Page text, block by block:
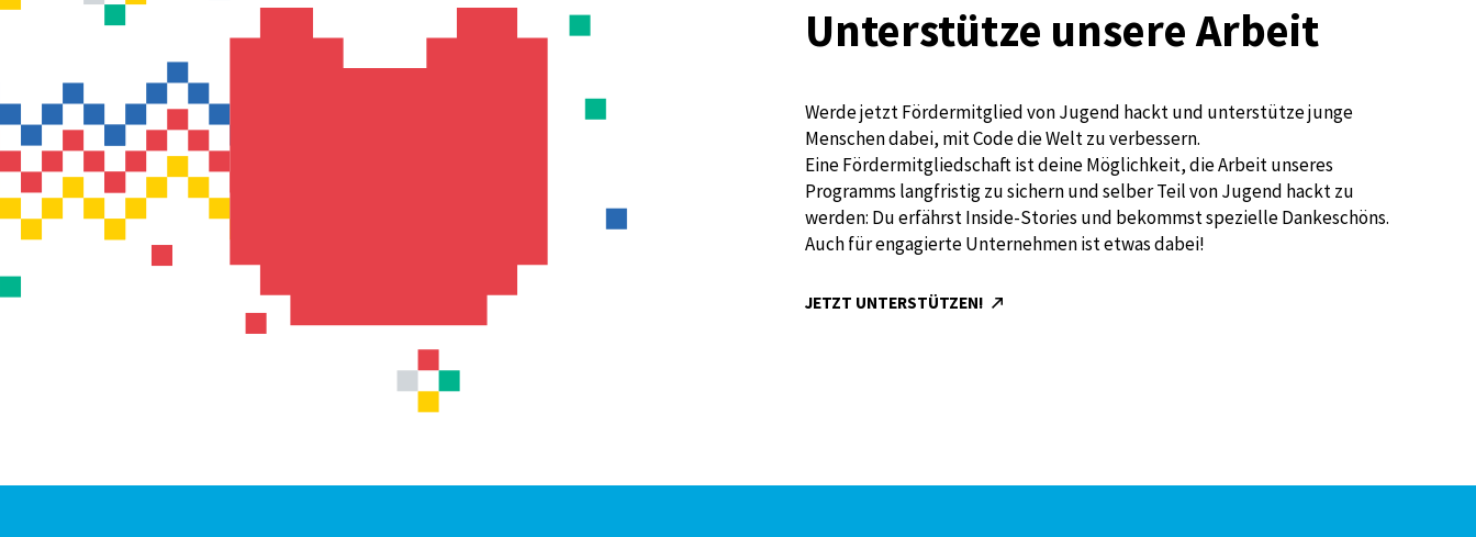
Unterstütze unsere Arbeit
Werde jetzt Fördermitglied von Jugend hackt und unterstütze junge
Menschen dabei, mit Code die Welt zu verbessern.
Eine Fördermitgliedschaft ist deine Möglichkeit, die Arbeit unseres
Programms langfristig zu sichern und selber Teil von Jugend hackt zu
werden: Du erfährst Inside-Stories und bekommst spezielle Dankeschöns.
Auch für engagierte Unternehmen ist etwas dabei!
JETZT UNTERSTÜTZEN!